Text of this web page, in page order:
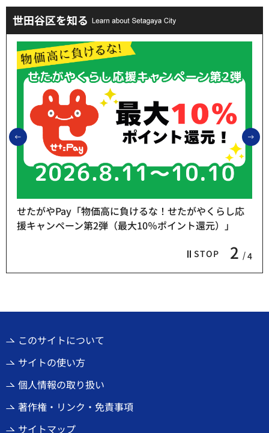
世田谷区を知る
前のスライドを表示
STOP 2 4
せたがやPay「物価高に負けるな！せたがやくらし応
援キャンペーン第2弾（最大10％ポイント還元）」
このサイトについて
サイトの使い方
個人情報の取り扱い
著作権・リンク・免責事項
サイトマップ